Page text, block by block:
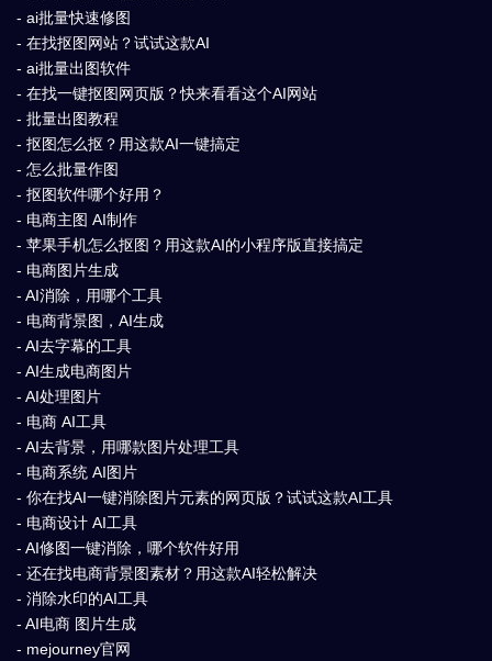
- ai批量快速修图
- 在找抠图网站？试试这款AI
- ai批量出图软件
- 在找一键抠图网页版？快来看看这个AI网站
- 批量出图教程
- 抠图怎么抠？用这款AI一键搞定
- 怎么批量作图
- 抠图软件哪个好用？
- 电商主图 AI制作
- 苹果手机怎么抠图？用这款AI的小程序版直接搞定
- 电商图片生成
- AI消除，用哪个工具
- 电商背景图，AI生成
- AI去字幕的工具
- AI生成电商图片
- AI处理图片
- 电商 AI工具
- AI去背景，用哪款图片处理工具
- 电商系统 AI图片
- 你在找AI一键消除图片元素的网页版？试试这款AI工具
- 电商设计 AI工具
- AI修图一键消除，哪个软件好用
- 还在找电商背景图素材？用这款AI轻松解决
- 消除水印的AI工具
- AI电商 图片生成
- mejourney官网